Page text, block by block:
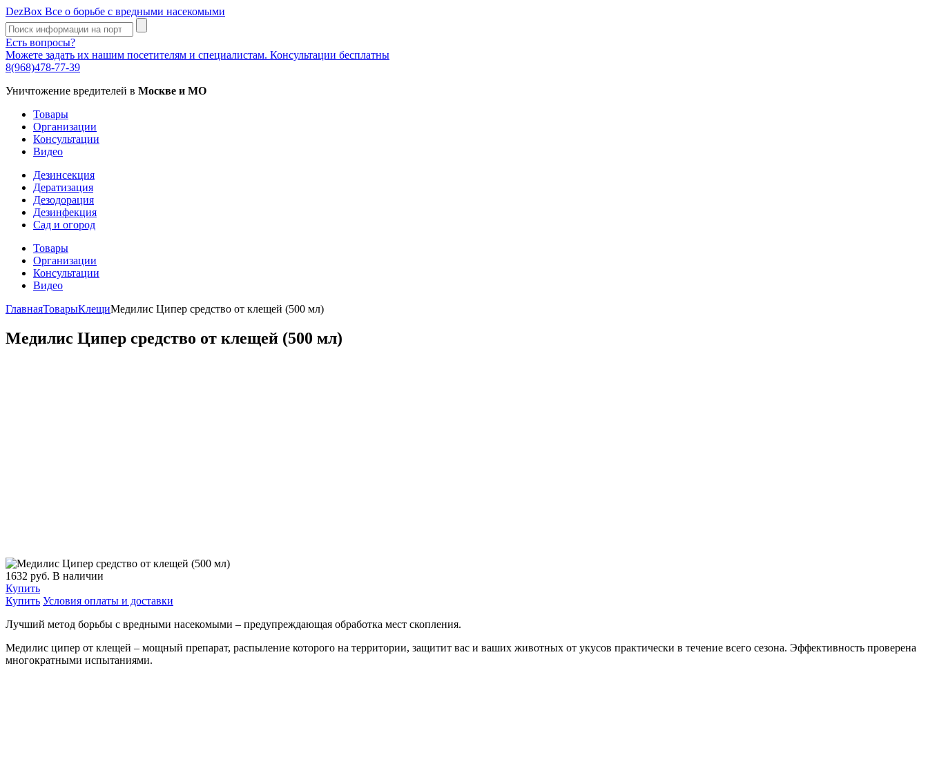
DezBox Все о борьбе с вредными насекомыми
Есть вопросы?
Можете задать их нашим посетителям и специалистам. Консультации бесплатны
8(968)478-77-39
Уничтожение вредителей в Москве и МО
Товары
Организации
Консультации
Видео
Дезинсекция
Дератизация
Дезодорация
Дезинфекция
Сад и огород
Товары
Организации
Консультации
Видео
ГлавнаяТоварыКлещиМедилис Ципер средство от клещей (500 мл)
Медилис Ципер средство от клещей (500 мл)
1632 руб. В наличии
Купить
Купить Условия оплаты и доставки
Лучший метод борьбы с вредными насекомыми – предупреждающая обработка мест скопления.
Медилис ципер от клещей – мощный препарат, распыление которого на территории, защитит вас и ваших животных от укусов практически в течение всего сезона. Эффективность проверена
многократными испытаниями.